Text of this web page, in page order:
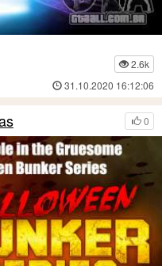
2.6k
31.10.2020 16:12:06
0